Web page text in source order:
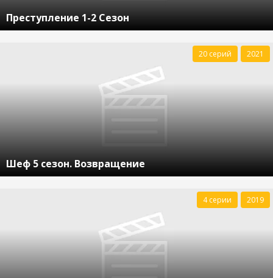
Преступление 1-2 Сезон
Шеф 5 сезон. Возвращение
20 серий 2021
4 серии 2019